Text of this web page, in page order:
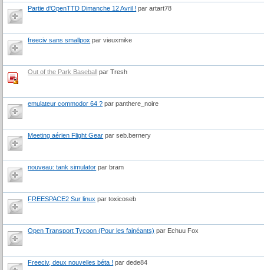
Partie d'OpenTTD Dimanche 12 Avril ! par artart78
freeciv sans smallpox par vieuxmike
Out of the Park Baseball par Tresh
emulateur commodor 64 ? par panthere_noire
Meeting aérien Flight Gear par seb.bernery
nouveau: tank simulator par bram
FREESPACE2 Sur linux par toxicoseb
Open Transport Tycoon (Pour les fainéants) par Echuu Fox
Freeciv, deux nouvelles béta ! par dede84